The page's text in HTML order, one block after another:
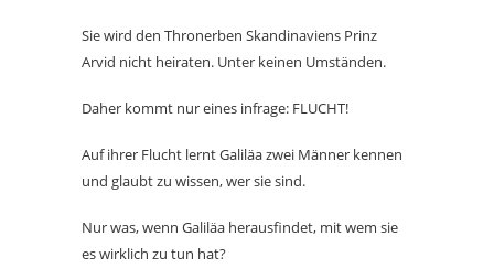
Sie wird den Thronerben Skandinaviens Prinz
Arvid nicht heiraten. Unter keinen Umständen.
Daher kommt nur eines infrage: FLUCHT!
Auf ihrer Flucht lernt Galiläa zwei Männer kennen
und glaubt zu wissen, wer sie sind.
Nur was, wenn Galiläa herausfindet, mit wem sie
es wirklich zu tun hat?